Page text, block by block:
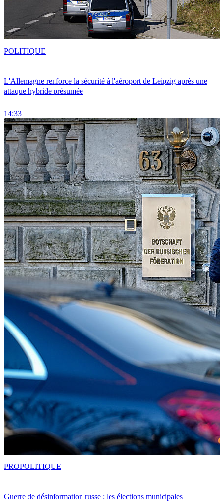
L'Allemagne renforce la sécurité à l'aéroport de Leipzig après une
attaque hybride présumée
14:33
POLITIQUE
Guerre de désinformation russe : les élections municipales
PROPOLITIQUE